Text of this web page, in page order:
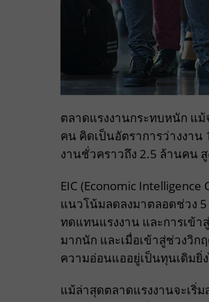
ตลาดแรงงานกระทบหนัก แม้
คน คิดเป็นอัตราการว่างงาน
งานชั่วคราวถึง 2.5 ล้านคน
EIC (Economic
แนวโน้มลดลงมาตลอดช่วง 5
ทดแทนแรงงาน และการเข้
มากนัก และเมื่อเข้าสู่ช่วงวิก
ความอ่อนแออยู่เป็นทุนเดิมยิ่
แม้ล่าสุดตลาดแรงงานจะเ